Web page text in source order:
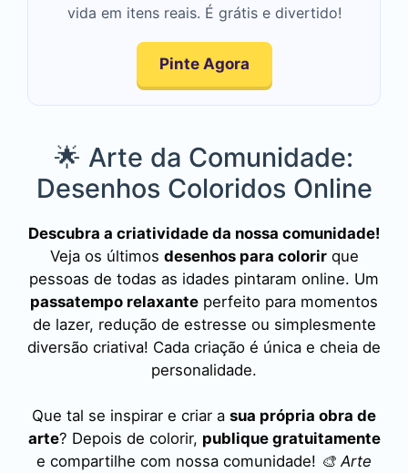
vida em itens reais. É grátis e divertido!
Pinte Agora
🌟 Arte da Comunidade:
Desenhos Coloridos Online
Descubra a criatividade da nossa comunidade!
Veja os últimos desenhos para colorirque
pessoas de todas as idades pintaram online. Um
passatempo relaxante perfeito para momentos
de lazer, redução de estresse ou simplesmente
diversão criativa! Cada criação é única e cheia de
personalidade.
Que tal se inspirar e criar a sua própria obra de
arte? Depois de colorir, publique gratuitamente
e compartilhe com nossa comunidade! 🎨 Arte